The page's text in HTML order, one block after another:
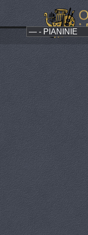
Nauka gry na
Kategoria: Oferta
Instruktor: Bronisława
Nauka gry na pianinie
pobudzając zdolność
rozwijając wyobraźnię i
słuchową, wzrokową,
Podczas indywidualnych
uczy się prawidłowej
aby samodzielnie, pod
muzyczne. Program
każdego ucznia. Zajęcia
przez instruktora